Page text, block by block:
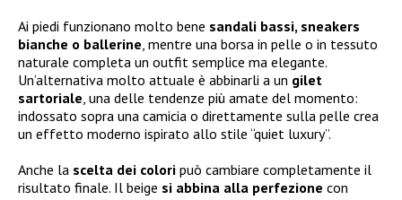
Ai piedi funzionano molto bene sandali bassi, sneakers
bianche o ballerine , mentre una borsa in pelle o in tessuto
naturale completa un outfit semplice ma elegante.
Un’alternativa molto attuale è abbinarli a un gilet
sartoriale , una delle tendenze più amate del momento:
indossato sopra una camicia o direttamente sulla pelle crea
un effetto moderno ispirato allo stile “quiet luxury”.
Anche la scelta dei colori può cambiare completamente il
risultato finale. Il beige si abbina alla perfezione con